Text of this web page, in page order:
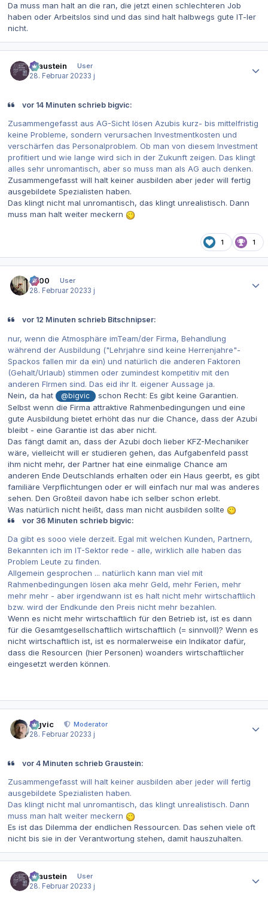
Da muss man halt an die ran, die jetzt einen schlechteren Job
haben oder Arbeitslos sind und das sind halt halbwegs gute IT-ler
nicht.
Graustein
User
28. Februar 20233 j
vor 14 Minuten schrieb bigvic:
Zusammengefasst aus AG-Sicht lösen Azubis kurz- bis mittelfristig
keine Probleme, sondern verursachen Investmentkosten und
verschärfen das Personalproblem. Ob man von diesem Investment
profitiert und wie lange wird sich in der Zukunft zeigen. Das klingt
alles sehr unromantisch, aber so muss man als AG auch denken.
Zusammengefasst will halt keiner ausbilden aber jeder will fertig
ausgebildete Spezialisten haben.
Das klingt nicht mal unromantisch, das klingt unrealistisch. Dann
muss man halt weiter meckern
1 1
0x00
User
28. Februar 20233 j
vor 12 Minuten schrieb Bitschnipser:
nur, wenn die Atmosphäre imTeam/der Firma, Behandlung
während der Ausbildung ("Lehrjahre sind keine Herrenjahre"-
Spackos fallen mir da ein) und natürlich die anderen Faktoren
(Gehalt/Urlaub) stimmen oder zumindest kompetitiv mit den
anderen FIrmen sind. Das eid ihr lt. eigener Aussage ja.
Nein, da hat
@bigvic
schon Recht: Es gibt keine Garantien.
Selbst wenn die Firma attraktive Rahmenbedingungen und eine
gute Ausbildung bietet erhöht das nur die Chance, dass der Azubi
bleibt - eine Garantie ist das aber nicht.
Das fängt damit an, dass der Azubi doch lieber KFZ-Mechaniker
wäre, vielleicht will er studieren gehen, das Aufgabenfeld passt
ihm nicht mehr, der Partner hat eine einmalige Chance am
anderen Ende Deutschlands erhalten oder ein Haus geerbt, es gibt
familiäre Verpflichtungen oder er will einfach nur mal was anderes
sehen. Den Großteil davon habe ich selber schon erlebt.
Was natürlich nicht heißt, dass man nicht ausbilden sollte
vor 36 Minuten schrieb bigvic:
Da gibt es sooo viele derzeit. Egal mit welchen Kunden, Partnern,
Bekannten ich im IT-Sektor rede - alle, wirklich alle haben das
Problem Leute zu finden.
Allgemein gesprochen ... natürlich kann man viel mit
Rahmenbedingungen lösen aka mehr Geld, mehr Ferien, mehr
mehr mehr - aber irgendwann ist es halt nicht mehr wirtschaftlich
bzw. wird der Endkunde den Preis nicht mehr bezahlen.
Wenn es nicht mehr wirtschaftlich für den Betrieb ist, ist es dann
für die Gesamtgesellschaftlich wirtschaftlich (= sinnvoll)? Wenn es
nicht wirtschaftlich ist, ist es normalerweise ein Indikator dafür,
dass die Resourcen (hier Personen) woanders wirtschaftlicher
eingesetzt werden können.
bigvic
Moderator
28. Februar 20233 j
vor 4 Minuten schrieb Graustein:
Zusammengefasst will halt keiner ausbilden aber jeder will fertig
ausgebildete Spezialisten haben.
Das klingt nicht mal unromantisch, das klingt unrealistisch. Dann
muss man halt weiter meckern
Es ist das Dilemma der endlichen Ressourcen. Das sehen viele oft
nicht bis sie in der Verantwortung stehen, damit hauszuhalten.
Graustein
User
28. Februar 20233 j